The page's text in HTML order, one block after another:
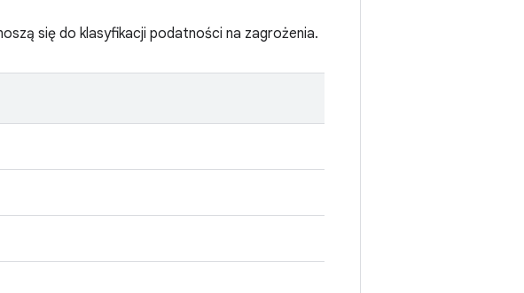
się do klasyfikacji podatności na zagrożenia.